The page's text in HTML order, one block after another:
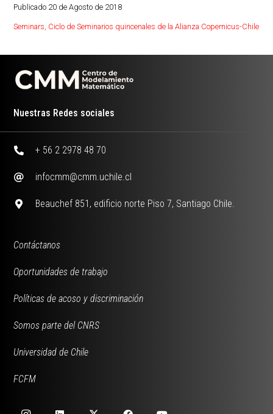
Publicado 20 de Agosto de 2018
Seminars, Ciclo de Seminarios quincenales de la Alianza Copernicus-Chile
Nuestras Redes sociales
+ 56 2 2978 48 70
infocmm@cmm.uchile.cl
Beauchef 851, edificio norte Piso 7, Santiago Chile.
Contáctanos
Oportunidades de trabajo
Políticas de acoso y discriminación
Somos parte del CNRS
Universidad de Chile
FCFM